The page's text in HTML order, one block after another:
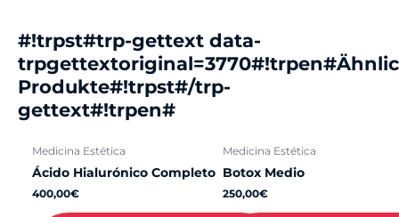
#!trpst#trp-gettext data-
Produkte#!trpst#/trp-
gettext#!trpen#
Medicina Estética
Ácido Hialurónico Completo
400,00€
Medicina Estética
Botox Medio
250,00€